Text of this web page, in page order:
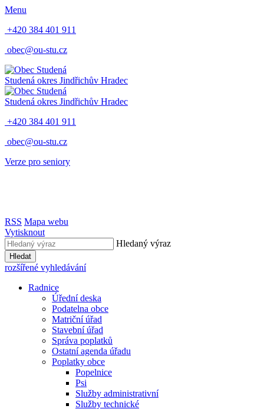
Menu
+420 384 401 911
obec@ou-stu.cz
Studená okres Jindřichův Hradec
Studená okres Jindřichův Hradec
+420 384 401 911
obec@ou-stu.cz
Verze pro seniory
RSS Mapa webu
Vytisknout
Hledaný výraz
Hledat
rozšířené vyhledávání
Radnice
Úřední deska
Podatelna obce
Matriční úřad
Stavební úřad
Správa poplatků
Ostatní agenda úřadu
Poplatky obce
Popelnice
Psi
Služby administrativní
Služby technické